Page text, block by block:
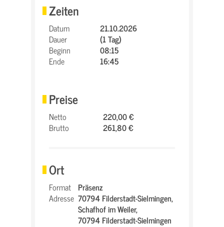
Zeiten
Datum
21.10.2026
Dauer
(1 Tag)
Beginn
08:15
Ende
16:45
Preise
Netto
220,00 €
Brutto
261,80 €
Ort
Format Präsenz
Adresse 70794 Filderstadt-Sielmingen,
Schafhof im Weiler,
70794 Filderstadt-Sielmingen